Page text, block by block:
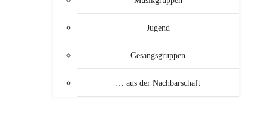
Jugend
Gesangsgruppen
… aus der Nachbarschaft